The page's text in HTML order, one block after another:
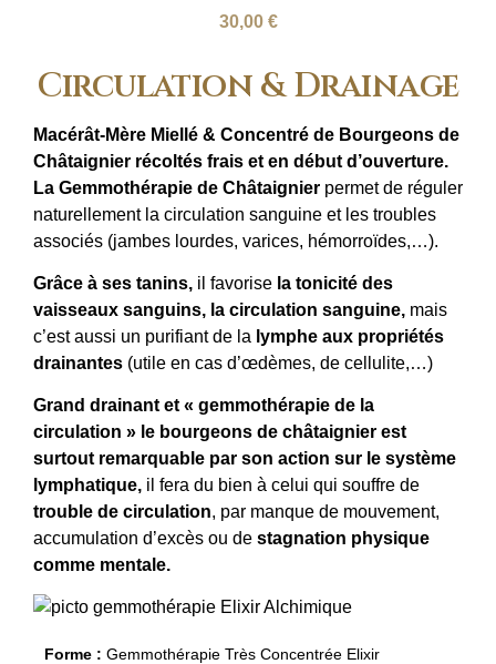
30,00 €
Circulation & Drainage
Macérât-Mère Miellé & Concentré de Bourgeons de
Châtaignier récoltés frais et en début d’ouverture.
La Gemmothérapie de Châtaignier permet de réguler
naturellement la circulation sanguine et les troubles
associés (jambes lourdes, varices, hémorroïdes,…).
Grâce à ses tanins, il favorise la tonicité des
vaisseaux sanguins, la circulation sanguine, mais
c’est aussi un purifiant de la lymphe aux propriétés
drainantes (utile en cas d’œdèmes, de cellulite,…)
Grand drainant et « gemmothérapie de la
circulation » le bourgeons de châtaignier est
surtout remarquable par son action sur le système
lymphatique, il fera du bien à celui qui souffre de
trouble de circulation, par manque de mouvement,
accumulation d’excès ou de stagnation physique
comme mentale.
Forme : Gemmothérapie Très Concentrée Elixir